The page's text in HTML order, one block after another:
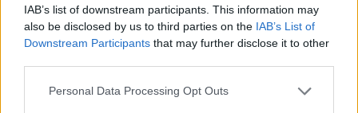
IAB’s list of downstream participants. This information may
also be disclosed by us to third parties on the IAB’s List of
Downstream Participants that may further disclose it to other
Personal Data Processing Opt Outs
Leicht
Rosenkohlsuppe